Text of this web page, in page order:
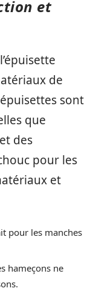
et
de
sont
que
des
pour les
et
pour les manches
hameçons ne